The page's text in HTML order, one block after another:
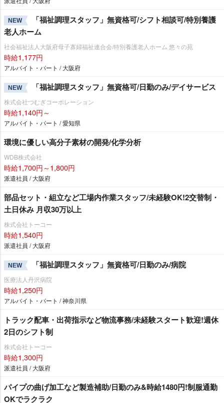
NEW
「福祉調理スタッフ」無資格可/シフト相談可/特別養護
老人ホーム
社会福祉法人大阪府母子寡婦福祉連合会/特別養護老人ホーム 悠々の苑
時給1,177円
アルバイト・パート / 大阪府
NEW 「福祉調理スタッフ」無資格可/日勤のみ/デイサービス
株式会社つむぎコーポレーション
時給1,140円～
アルバイト・パート / 愛知県
環境に優しい高分子素材の開発/化学分析
WDB株式会社
時給1,700円～1,800円
派遣社員 / 大阪府
部品セット・組立など工場内作業スタッフ/未経験OK!2交替制・
土日休み 月収30万以上
株式会社トーコー
時給1,540円
派遣社員 / 大阪府
NEW 「福祉調理スタッフ」無資格可/日勤のみ/病院
医療法人丹沢病院
時給1,250円
アルバイト・パート / 神奈川県
トラック配車・出荷指示など物流事務/未経験スタート歓迎!週休
2日のシフト制
株式会社トーコー
時給1,300円
派遣社員 / 大阪府
パイプの曲げ加工など製造補助/日勤のみ&時給1480円!制服通勤
OKでラクラク